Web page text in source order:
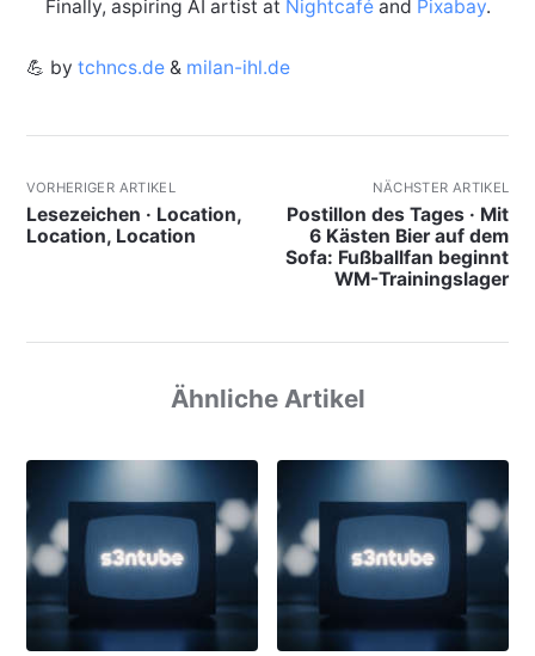
Finally, aspiring AI artist at Nightcaféand Pixabay.
💪 by tchncs.de& milan-ihl.de
VORHERIGER ARTIKEL
Lesezeichen · Location,
Location, Location
NÄCHSTER ARTIKEL
Postillon des Tages · Mit
6 Kästen Bier auf dem
Sofa: Fußballfan beginnt
WM-Trainingslager
Ähnliche Artikel